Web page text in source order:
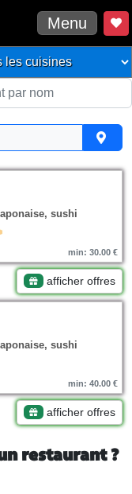
Menu
sushi
min: 30.00 €
afficher offres
sushi
min: 40.00 €
afficher offres
restaurant ?